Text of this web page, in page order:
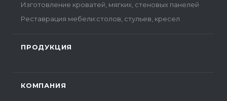
Изготовление кроватей, мягких, стеновых панелей
Реставрация мебели:столов, стульев, кресел
ПРОДУКЦИЯ
КОМПАНИЯ